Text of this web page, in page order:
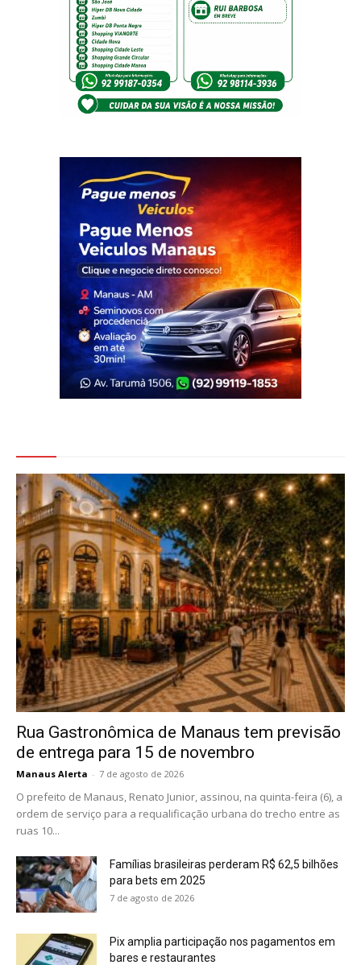
Rua Gastronômica de Manaus tem previsão
de entrega para 15 de novembro
Manaus Alerta - 7 de agosto de 2026
O prefeito de Manaus, Renato Junior, assinou, na quinta-feira (6), a
ordem de serviço para a requalificação urbana do trecho entre as
ruas 10...
Famílias brasileiras perderam R$ 62,5 bilhões
para bets em 2025
7 de agosto de 2026
Pix amplia participação nos pagamentos em
bares e restaurantes